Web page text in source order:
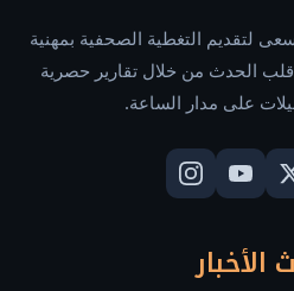
لتقديم التغطية الصحفية بمهنية
الحدث من خلال تقارير حصرية
على مدار الساعة.
الأخبار